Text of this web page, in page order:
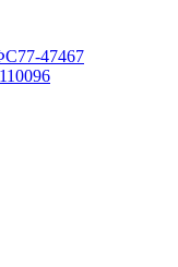
47467